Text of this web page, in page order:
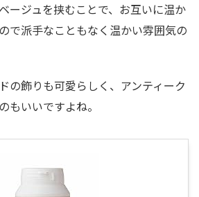
ージュを挟むことで、お互いに温か
で派手なこともなく温かい雰囲気の
の飾りも可愛らしく、アンティーク
もいいですよね。